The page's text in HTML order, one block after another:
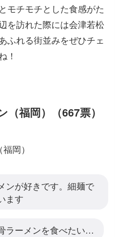
モチモチとした食感がた
を訪れた際には会津若松
ふれる街並みをぜひチェ
！
福岡）（667票）
岡）
ンが好きです。細麺で
ます
ラーメンを食べたい…